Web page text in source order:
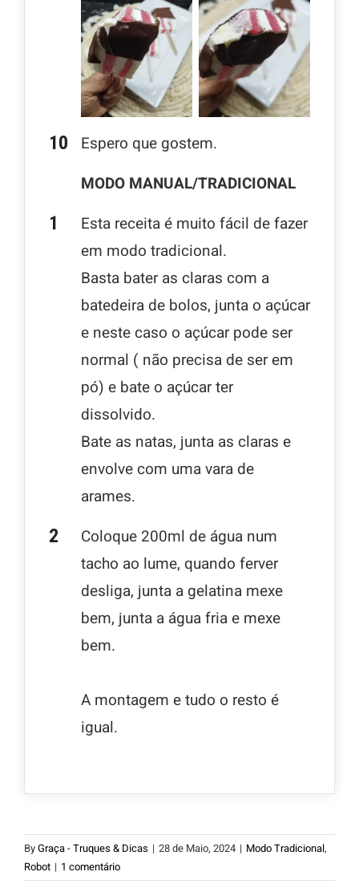
Espero que gostem.
MODO MANUAL/TRADICIONAL
Esta receita é muito fácil de fazer
em modo tradicional.
Basta bater as claras com a
batedeira de bolos, junta o açúcar
e neste caso o açúcar pode ser
normal ( não precisa de ser em
pó) e bate o açúcar ter
dissolvido.
Bate as natas, junta as claras e
envolve com uma vara de
arames.
Coloque 200ml de água num
tacho ao lume, quando ferver
desliga, junta a gelatina mexe
bem, junta a água fria e mexe
bem.
A montagem e tudo o resto é
igual.
ByGraça - Truques & Dicas | 28 de Maio, 2024 | Modo Tradicional,
Robot | 1 comentário